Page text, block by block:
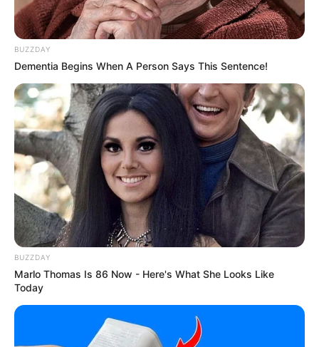
BUZZDAY
Dementia Begins When A Person Says This Sentence!
BUZZDAY
Marlo Thomas Is 86 Now - Here's What She Looks Like
Today